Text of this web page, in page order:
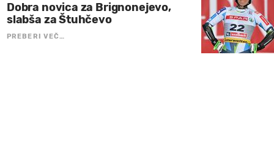
Dobra novica za Brignonejevo,
slabša za Štuhčevo
PREBERI VEČ…